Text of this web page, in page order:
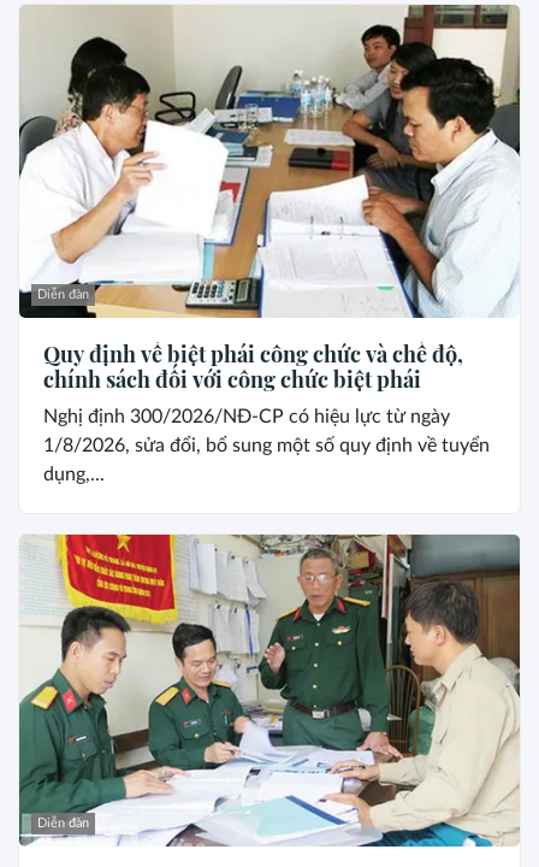
Diễn đàn
Quy định về biệt phái công chức và chế độ,
chính sách đối với công chức biệt phái
Nghị định 300/2026/NĐ-CP có hiệu lực từ ngày
1/8/2026, sửa đổi, bổ sung một số quy định về tuyển
dụng,...
Diễn đàn